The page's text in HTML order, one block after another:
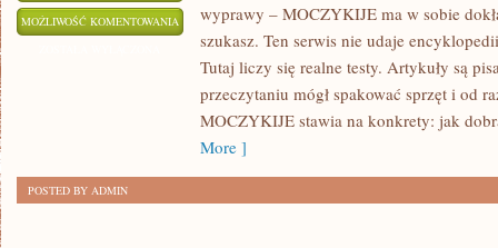
MOŻLIWOŚĆ KOMENTOWANIA ŁOWISKA
ZAGRANICZNE
wyprawy – MOCZYKIJE ma w sobie
szukasz. Ten serwis nie udaje
Tutaj liczy się realne testy. Artykuły są
przeczytaniu mógł spakować sprzęt i od
MOCZYKIJE stawia na konkrety: jak
More ]
POSTED BY ADMIN